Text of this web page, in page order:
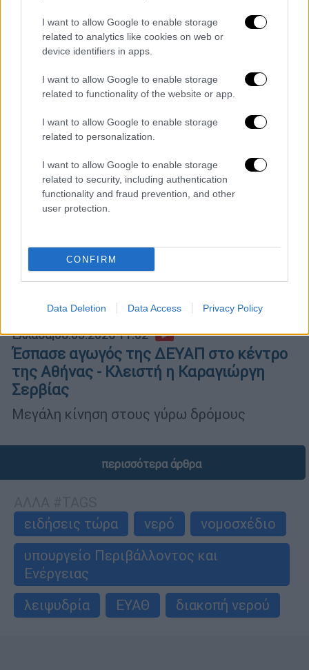
I want to allow Google to enable storage
related to analytics like cookies on web or
device identifiers in apps.
I want to allow Google to enable storage
related to functionality of the website or app.
I want to allow Google to enable storage
related to personalization.
I want to allow Google to enable storage
related to security, including authentication
functionality and fraud prevention, and other
user protection.
CONFIRM
Data Deletion Data Access Privacy Policy
Κλειστά σχολεία την Τετάρτη στον δήμο
Μαραθώνος - Προβλήματα με την πίεση ή
Πικερμίου, Νταού Πεντέλης και Γλυκά Νερά
Ελλάδα|08.05.2026 11:02
Έσπασε αγωγός της ΔΕΥΑΠ στο κέντρο
της Αθήνας - Κλειστή η Καραγιώργη
Σερβίας
Μεγάλη κίνηση στους γύρω δρόμους
περισσότερα άρθρα
ειδήσεις τώρα
νερό
νομοσχέδιο
υπουργείο Περιβάλλοντος και
Ενέργειας
λειψυδρία
ΕΥΑΘ διακοπή νερού